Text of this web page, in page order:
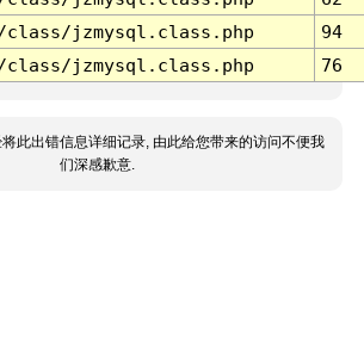
class/jzmysql.class.php
94
class/jzmysql.class.php 76
将此出错信息详细记录, 由此给您带来的访问不便我
们深感歉意.